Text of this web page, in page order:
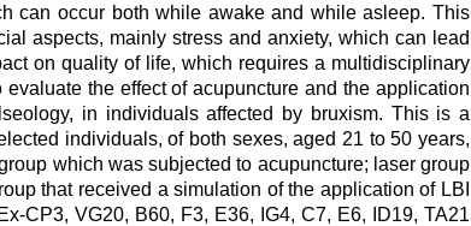
can occur both while awake and while asleep. This
aspects, mainly stress and anxiety, which can lead
on quality of life, which requires a multidisciplinary
the effect of acupuncture and the application
in individuals affected by bruxism. This is a
individuals, of both sexes, aged 21 to 50 years,
which was subjected to acupuncture; laser group
that received a simulation of the application of LBI
CP3, VG20, B60, F3, E36, IG4, C7, E6, ID19, TA21